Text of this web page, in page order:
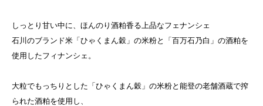
しっとり甘い中に、ほんのり酒粕香る上品なフェナンシェ
石川のブランド米「ひゃくまん穀」の米粉と「百万石乃白」の酒粕を
使用したフィナンシェ。
大粒でもっちりとした「ひゃくまん穀」の米粉と能登の老舗酒蔵で搾
られた酒粕を使用し、